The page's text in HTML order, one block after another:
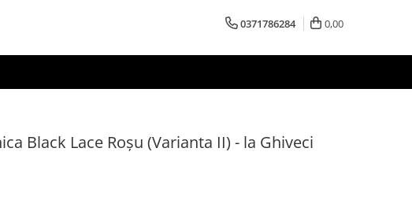
0371786284 0,00
Black Lace Roșu (Varianta II) - la Ghiveci